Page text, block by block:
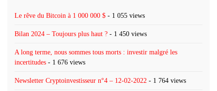
Le rêve du Bitcoin à 1 000 000 $ - 1 055 views
Bilan 2024 – Toujours plus haut ? - 1 450 views
A long terme, nous sommes tous morts : investir malgré les
incertitudes - 1 676 views
Newsletter Cryptoinvestisseur n°4 – 12-02-2022 - 1 764 views